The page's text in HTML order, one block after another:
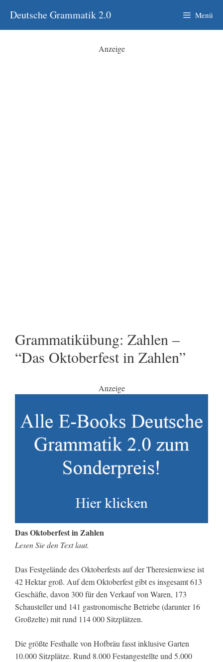
Inhalt
springen
Deutsche Grammatik 2.0 Menü
Anzeige
Grammatikübung: Zahlen –
“Das Oktoberfest in Zahlen”
Anzeige
Das Oktoberfest in Zahlen
Lesen Sie den Text laut.
Das Festgelände des Oktoberfests auf der Theresienwiese ist
42 Hektar groß. Auf dem Oktoberfest gibt es insgesamt 613
Geschäfte, davon 300 für den Verkauf von Waren, 173
Schausteller und 141 gastronomische Betriebe (darunter 16
Großzelte) mit rund 114 000 Sitzplätzen.
Die größte Festhalle von Hofbräu fasst inklusive Garten
10.000 Sitzplätze. Rund 8.000 Festangestellte und 5.000